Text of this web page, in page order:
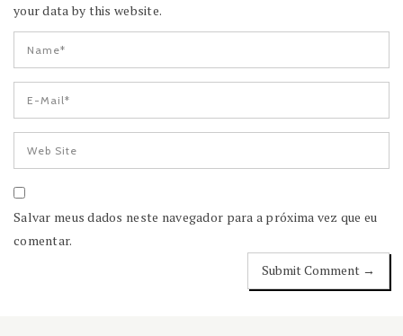
your data by this website.
Salvar meus dados neste navegador para a próxima vez que eu
comentar.